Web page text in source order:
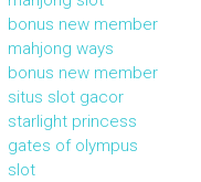
bonus new member
mahjong ways
bonus new member
situs slot gacor
starlight princess
gates of olympus
slot